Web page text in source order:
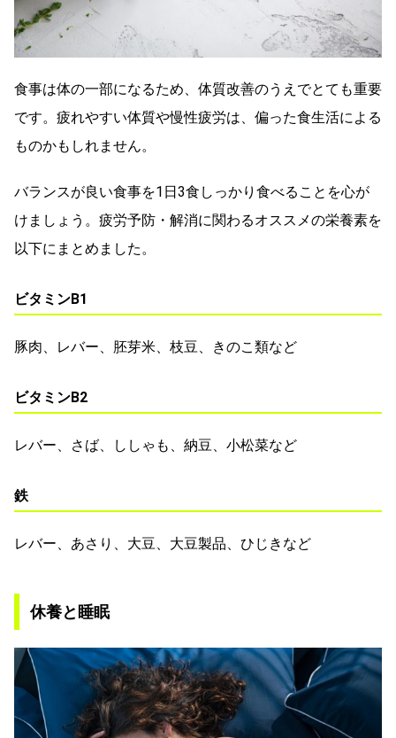
食事は体の一部になるため、体質改善のうえでとても重要
です。疲れやすい体質や慢性疲労は、偏った食生活による
ものかもしれません。
バランスが良い食事を1日3食しっかり食べることを心が
けましょう。疲労予防・解消に関わるオススメの栄養素を
以下にまとめました。
ビタミンB1
豚肉、レバー、胚芽米、枝豆、きのこ類など
ビタミンB2
レバー、さば、ししゃも、納豆、小松菜など
鉄
レバー、あさり、大豆、大豆製品、ひじきなど
休養と睡眠